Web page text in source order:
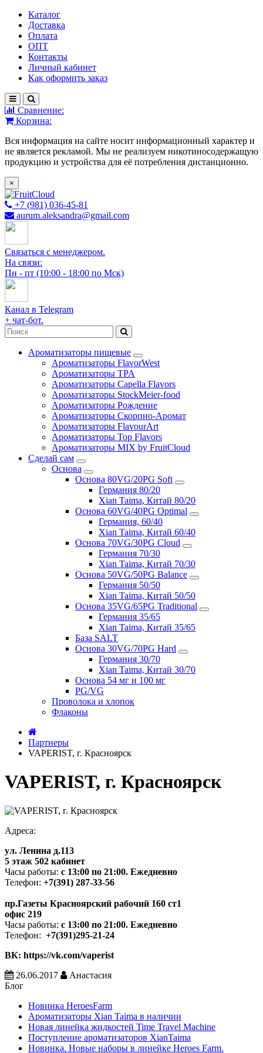
Каталог
Доставка
Оплата
ОПТ
Контакты
Личный кабинет
Как оформить заказ
Сравнение:
Корзина:
Вся информация на сайте носит информационный характер и
не является рекламой. Мы не реализуем никотиносодержащую
продукцию и устройства для её потребления дистанционно.
×
+7 (981) 036-45-81
aurum.aleksandra@gmail.com
Связаться с менеджером.
На связи:
Пн - пт (10:00 - 18:00 по Мск)
Канал в Telegram
+ чат-бот.
Ароматизаторы пищевые
Ароматизаторы FlavorWest
Ароматизаторы TPA
Ароматизаторы Capella Flavors
Ароматизаторы StockMeier-food
Ароматизаторы Рождение
Ароматизаторы Скорпио-Аромат
Ароматизаторы FlavourArt
Ароматизаторы Top Flavors
Ароматизаторы MIX by FruitCloud
Сделай сам
Основа
Основа 80VG/20PG Soft
Германия 80/20
Xian Taima, Китай 80/20
Основа 60VG/40PG Optimal
Германия, 60/40
Xian Taima, Китай 60/40
Основа 70VG/30PG Cloud
Германия 70/30
Xian Taima, Китай 70/30
Основа 50VG/50PG Balance
Германия 50/50
Xian Taima, Китай 50/50
Основа 35VG/65PG Traditional
Германия 35/65
Xian Taima, Китай 35/65
База SALT
Основа 30VG/70PG Hard
Германия 30/70
Xian Taima, Китай 30/70
Основа 54 мг и 100 мг
PG/VG
Проволока и хлопок
Флаконы
Партнеры
VAPERIST, г. Красноярск
VAPERIST, г. Красноярск
Адреса:
ул. Ленина д.113
5 этаж 502 кабинет
Часы работы: с 13:00 по 21:00. Ежедневно
Телефон: +7(391) 287-33-56
пр.Газеты Красноярский рабочий 160 ст1
офис 219
Часы работы: с 13:00 по 21:00. Ежедневно
Телефон: +7(391)295-21-24
ВК: https://vk.com/vaperist
26.06.2017
Анастасия
Блог
Новинка HeroesFarm
Ароматизаторы Xian Taima в наличии
Новая линейка жидкостей Time Travel Machine
Поступление ароматизаторов XianTaima
Новинка. Новые наборы в линейке Heroes Farm.